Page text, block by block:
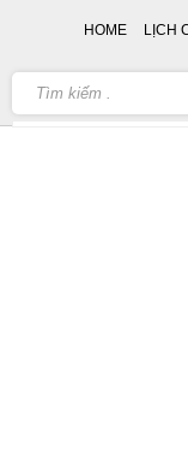
HOME LỊCH